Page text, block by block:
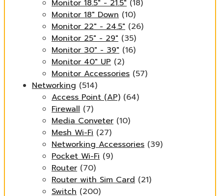
Monitor 18.5" - 21.5" (18)
Monitor 18" Down (10)
Monitor 22" - 24.5" (26)
Monitor 25" - 29" (35)
Monitor 30" - 39" (16)
Monitor 40" UP (2)
Monitor Accessories (57)
Networking (514)
Access Point (AP) (64)
Firewall (7)
Media Conveter (10)
Mesh Wi-Fi (27)
Networking Accessories (39)
Pocket Wi-Fi (9)
Router (70)
Router with Sim Card (21)
Switch (200)